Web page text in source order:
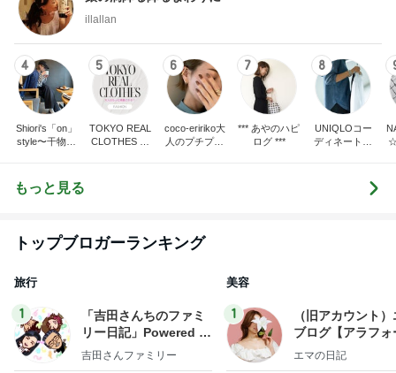
illallan
4
Shiori's「on」
style〜干物女
5
TOKYO REAL
CLOTHES 大
6
coco-eririko大
人のプチプラ
7
*** あやのハピ
ログ ***
8
UNIQLOコー
ディネート日
もっと見る
トップブロガーランキング
旅行
1
「吉田さんちのファミ
リー日記」Powered b
y Ameba 吉田さんファ
ミリーオフィシャルブ
吉田さんファミリー
美容
1
（旧アカウント
ブログ【アラフォ
社売却セカンドラ
エマの日記